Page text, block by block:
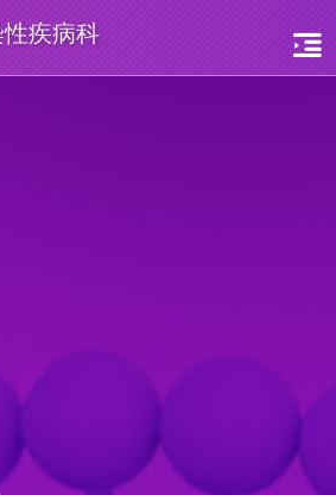
性疾病科